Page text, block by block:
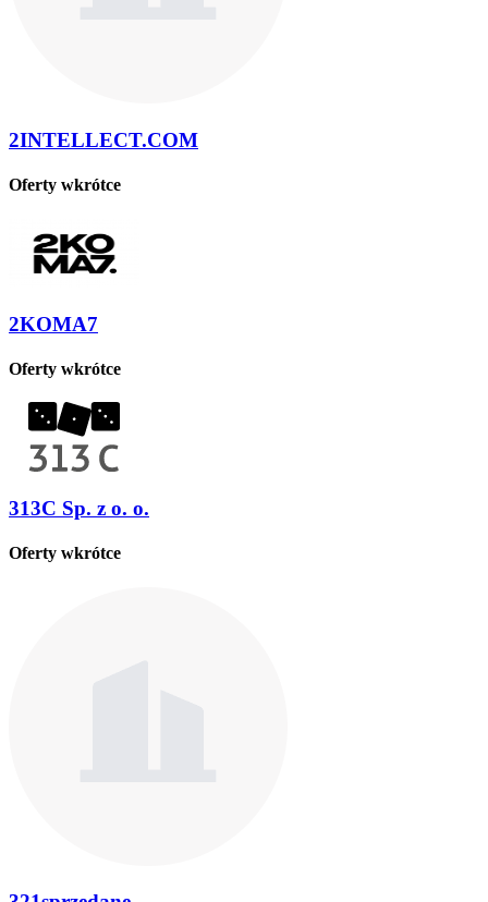
2INTELLECT.COM
Oferty wkrótce
2KOMA7
Oferty wkrótce
313C Sp. z o. o.
Oferty wkrótce